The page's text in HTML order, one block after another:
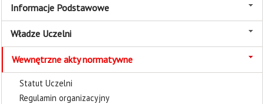
Informacje Podstawowe
Władze Uczelni
Wewnętrzne akty normatywne
Statut Uczelni
Regulamin organizacyjny